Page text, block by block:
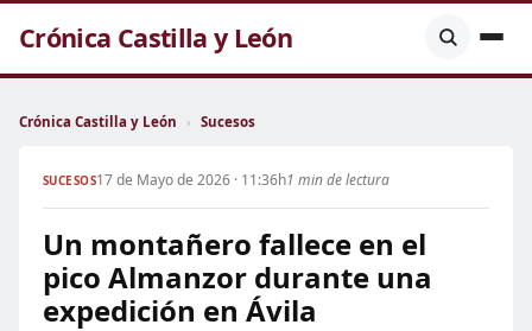
Crónica Castilla y León
Crónica Castilla y León › Sucesos
SUCESOS17 de Mayo de 2026 · 11:36h1 min de lectura
Un montañero fallece en el
pico Almanzor durante una
expedición en Ávila